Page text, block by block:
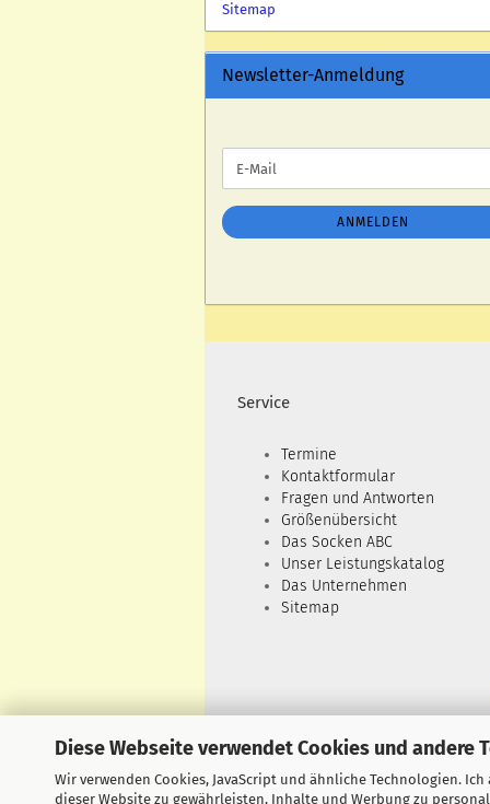
Diese Webseite verwendet Cookies und andere
Wir verwenden Cookies, JavaScript und ähnliche Technologien.
dieser Website zu gewährleisten, Inhalte und Werbung zu
Sitemap
Newsletter-Anmeldung
ZUR
ANMELDUNG
E-
Mail
ANMELDEN
Service
Termine
Kontaktformular
Fragen und Antworten
Größenübersicht
Das Socken ABC
Unser Leistungskatalog
Das Unternehmen
Sitemap